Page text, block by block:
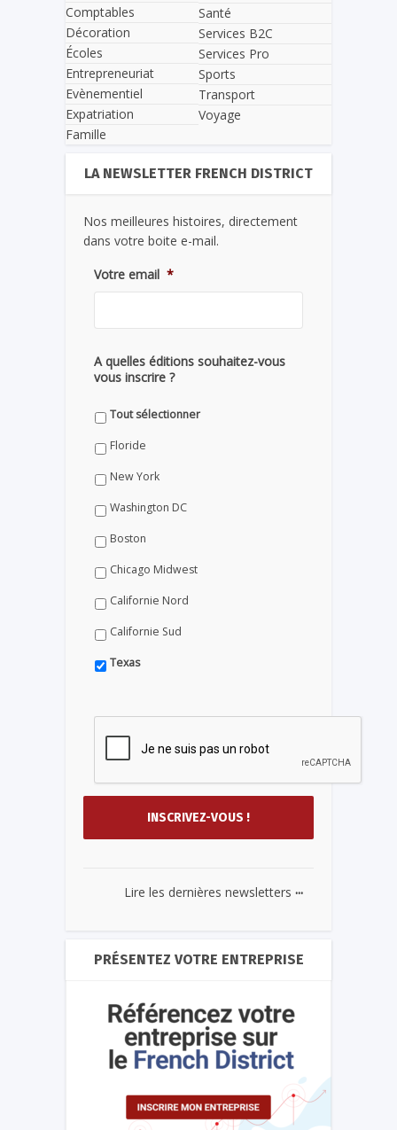
Comptables
Décoration
Écoles
Entrepreneuriat
Evènementiel
Expatriation
Famille
Santé
Services B2C
Services Pro
Sports
Transport
Voyage
LA NEWSLETTER FRENCH DISTRICT
Nos meilleures histoires, directement
dans votre boite e-mail.
Votre email *
A quelles éditions souhaitez-vous
vous inscrire ?
Tout sélectionner
Floride
New York
Washington DC
Boston
Chicago Midwest
Californie Nord
Californie Sud
Texas
Lire les dernières newsletters ...
PRÉSENTEZ VOTRE ENTREPRISE